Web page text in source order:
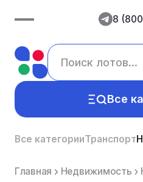
8
Все
Все категорииТранспорт
Главная Недвижимость